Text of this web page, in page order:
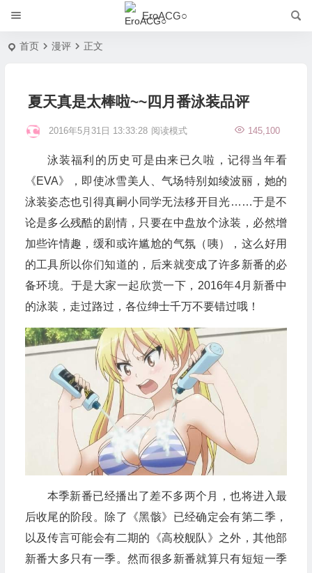
EroACG○
首页 漫评 正文
夏天真是太棒啦~~四月番泳装品评
2016年5月31日 13:33:28 145,100
阅读模式
泳装福利的历史可是由来已久啦，记得当年看
《EVA》，即使冰雪美人、气场特别如绫波丽，她的
泳装姿态也引得真嗣小同学无法移开目光……于是不
论是多么残酷的剧情，只要在中盘放个泳装，必然增
加些许情趣，缓和或许尴尬的气氛（咦），这么好用
的工具所以你们知道的，后来就变成了许多新番的必
备环境。于是大家一起欣赏一下，2016年4月新番中
的泳装，走过路过，各位绅士千万不要错过哦！
本季新番已经播出了差不多两个月，也将进入最
后收尾的阶段。除了《黑骸》已经确定会有第二季，
以及传言可能会有二期的《高校舰队》之外，其他部
新番大多只有一季。然而很多新番就算只有短短一季